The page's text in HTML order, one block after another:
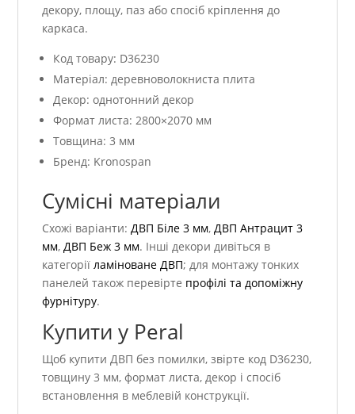
декору, площу, паз або спосіб кріплення до
каркаса.
Код товару: D36230
Матеріал: деревноволокниста плита
Декор: однотонний декор
Формат листа: 2800×2070 мм
Товщина: 3 мм
Бренд: Kronospan
Сумісні матеріали
Схожі варіанти: ДВП Біле 3 мм, ДВП Антрацит 3
мм, ДВП Беж 3 мм. Інші декори дивіться в
категорії ламіноване ДВП; для монтажу тонких
панелей також перевірте профілі та допоміжну
фурнітуру.
Купити у Peral
Щоб купити ДВП без помилки, звірте код D36230,
товщину 3 мм, формат листа, декор і спосіб
встановлення в меблевій конструкції.